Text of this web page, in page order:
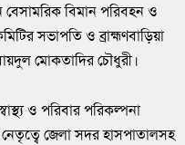
বেসামরিক বিমান পরিবহন ও
সভাপতি ও ব্রাহ্মণবাড়িয়া
মোকতাদির চৌধুরী।
ও পরিবার পরিকল্পনা
জেলা সদর হাসপাতালসহ